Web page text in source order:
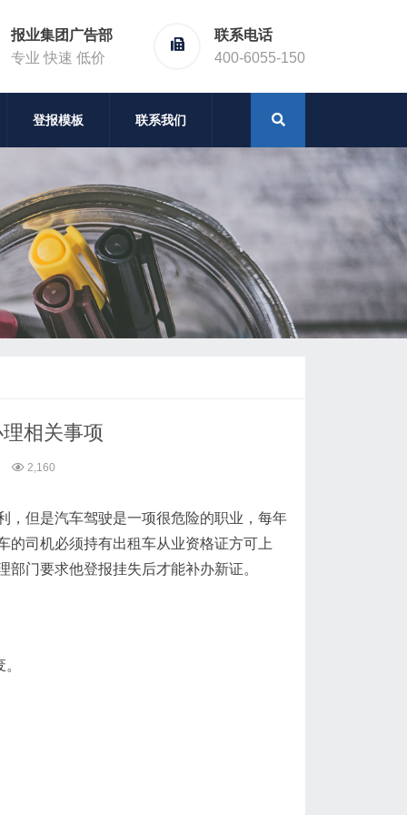
报业集团广告部
专业 快速 低价
联系电话
400-6055-150
登报模板 联系我们
相关事项
2,160
，但是汽车驾驶是一项很危险的职业，每年
的司机必须持有出租车从业资格证方可上
门要求他登报挂失后才能补办新证。